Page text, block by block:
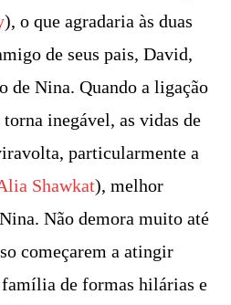
), o que agradaria às duas
de seus pais, David,
de Nina. Quando a ligação
inegável, as vidas de
particularmente a
Shawkat), melhor
Não demora muito até
começarem a atingir
de formas hilárias e